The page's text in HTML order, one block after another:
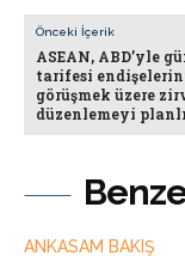
ANKASAM BAKIŞ
Önceki İçerik
ASEAN, ABD’yle
tarifesi
görüşmek üzere
düzenlemeyi